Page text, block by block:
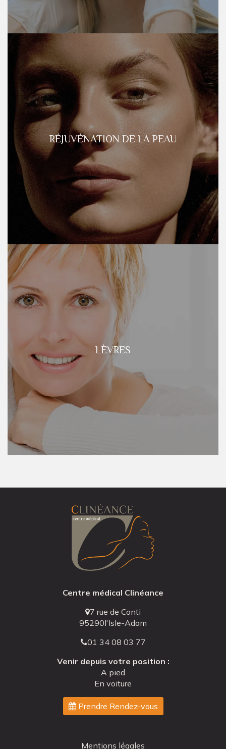
RÉJUVÉNATION DE LA PEAU
LÈVRES
Centre médical Clinéance
7 rue de Conti
95290l'Isle-Adam
01 34 08 03 77
Venir depuis votre position :
A pied
En voiture
Prendre Rendez-vous
Navigation
Mentions légales